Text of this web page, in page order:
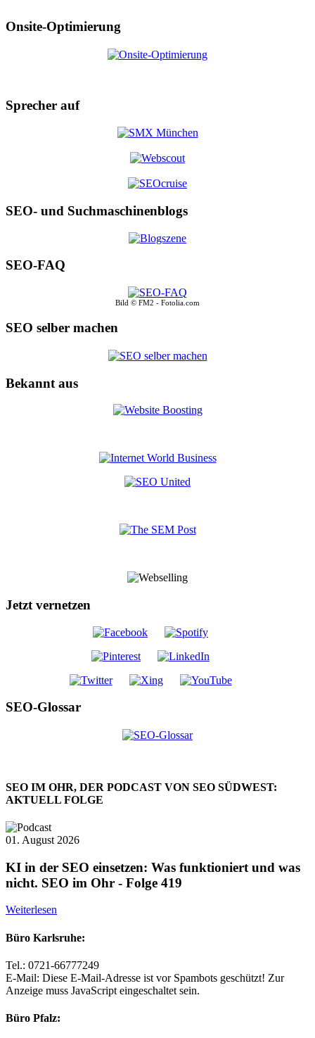
Onsite-Optimierung
Sprecher auf
SEO- und Suchmaschinenblogs
SEO-FAQ
Bild © FM2 - Fotolia.com
SEO selber machen
Bekannt aus
Jetzt vernetzen
SEO-Glossar
SEO IM OHR, DER PODCAST VON SEO SÜDWEST:
AKTUELL FOLGE
01. August 2026
KI in der SEO einsetzen: Was funktioniert und was
nicht. SEO im Ohr - Folge 419
Weiterlesen
Büro Karlsruhe:
Tel.: 0721-66777249
E-Mail: Diese E-Mail-Adresse ist vor Spambots geschützt! Zur
Anzeige muss JavaScript eingeschaltet sein.
Büro Pfalz: